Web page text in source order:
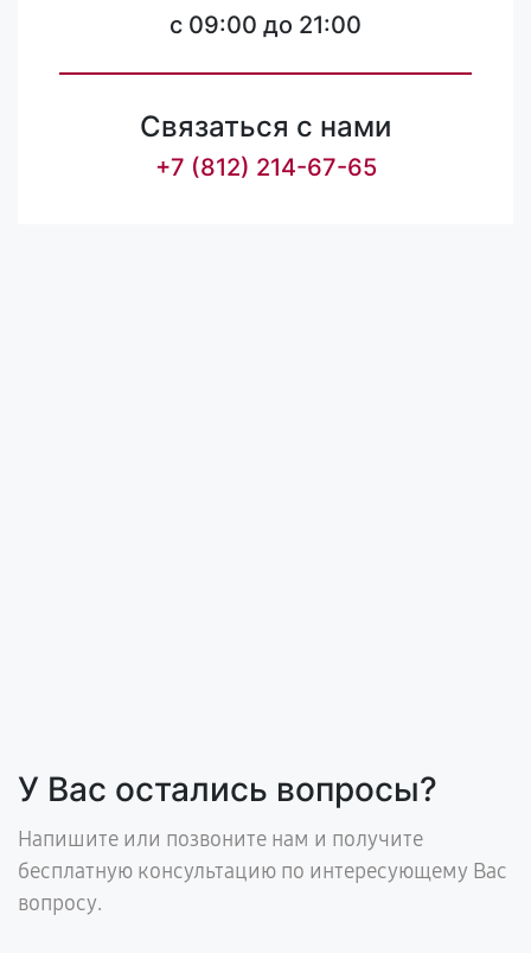
c 09:00 до 21:00
Связаться с нами
+7 (812) 214-67-65
У Вас остались вопросы?
Напишите или позвоните нам и получите
бесплатную консультацию по интересующему Вас
вопросу.